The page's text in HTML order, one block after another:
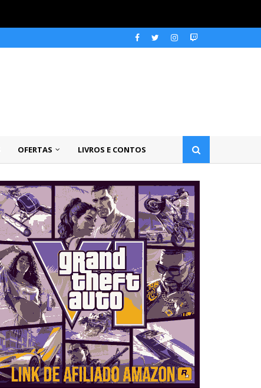
OFERTAS LIVROS E CONTOS